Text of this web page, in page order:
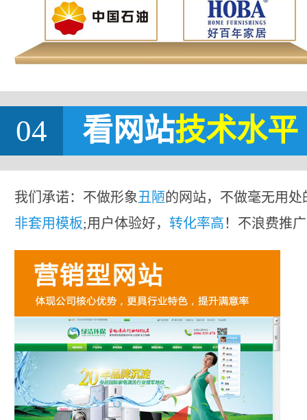
04 看网站技术水平
我们承诺：不做形象丑陋的网站，不做毫无用处
非套用模板;用户体验好， 转化率高！不浪费推